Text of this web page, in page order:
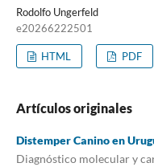
Rodolfo Ungerfeld
e20266222501
HTML PDF
Artículos originales
Distemper Canino en
Diagnóstico molecular y